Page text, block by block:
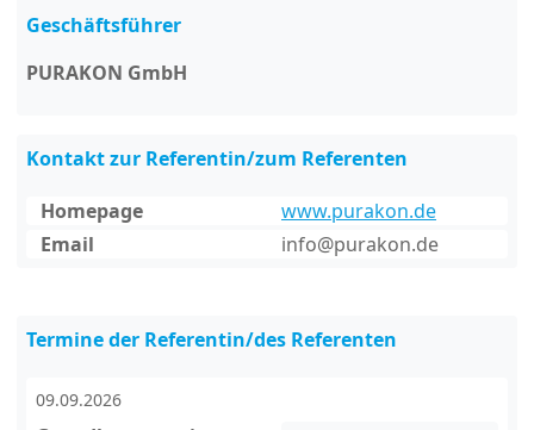
Geschäftsführer
PURAKON GmbH
Kontakt zur Referentin/zum Referenten
Homepage
www.purakon.de
Email
info@purakon.de
Termine der Referentin/des Referenten
09.09.2026